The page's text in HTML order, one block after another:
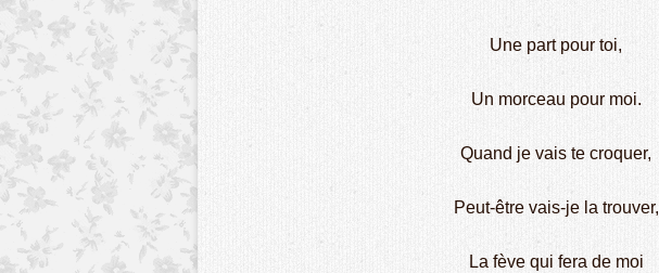
Une part pour toi,
Un morceau pour moi.
Quand je vais te croquer,
Peut-être vais-je la trouver,
La fève qui fera de moi